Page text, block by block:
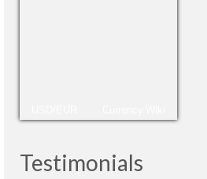
Testimonials